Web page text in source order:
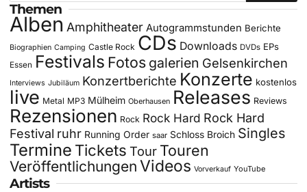
Themen
Alben Amphitheater Autogrammstunden Berichte
Biographien Camping Castle Rock CDs Downloads DVDs EPs
Essen Festivals Fotos galerien Gelsenkirchen
Interviews Jubiläum Konzertberichte Konzerte kostenlos
live Metal MP3 Mülheim Oberhausen Releases Reviews
Rezensionen Rock Rock Hard Rock Hard
Festival ruhr Running Order saar Schloss Broich Singles
Termine Tickets Tour Touren
Veröffentlichungen Videos Vorverkauf YouTube
Artists